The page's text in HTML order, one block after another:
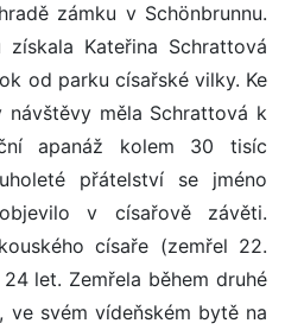
zámku v Schönbrunnu.
Kateřina Schrattová
od parku císařské vilky. Ke
měla Schrattová k
apanáž kolem 30 tisíc
přátelství se jméno
v císařově závěti.
císaře (zemřel 22.
let. Zemřela během druhé
ve svém vídeňském bytě na